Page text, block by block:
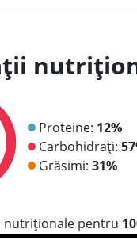
Proteine: 12%
Carbohidrați:
Grăsimi: 31%
nutriționale pentru